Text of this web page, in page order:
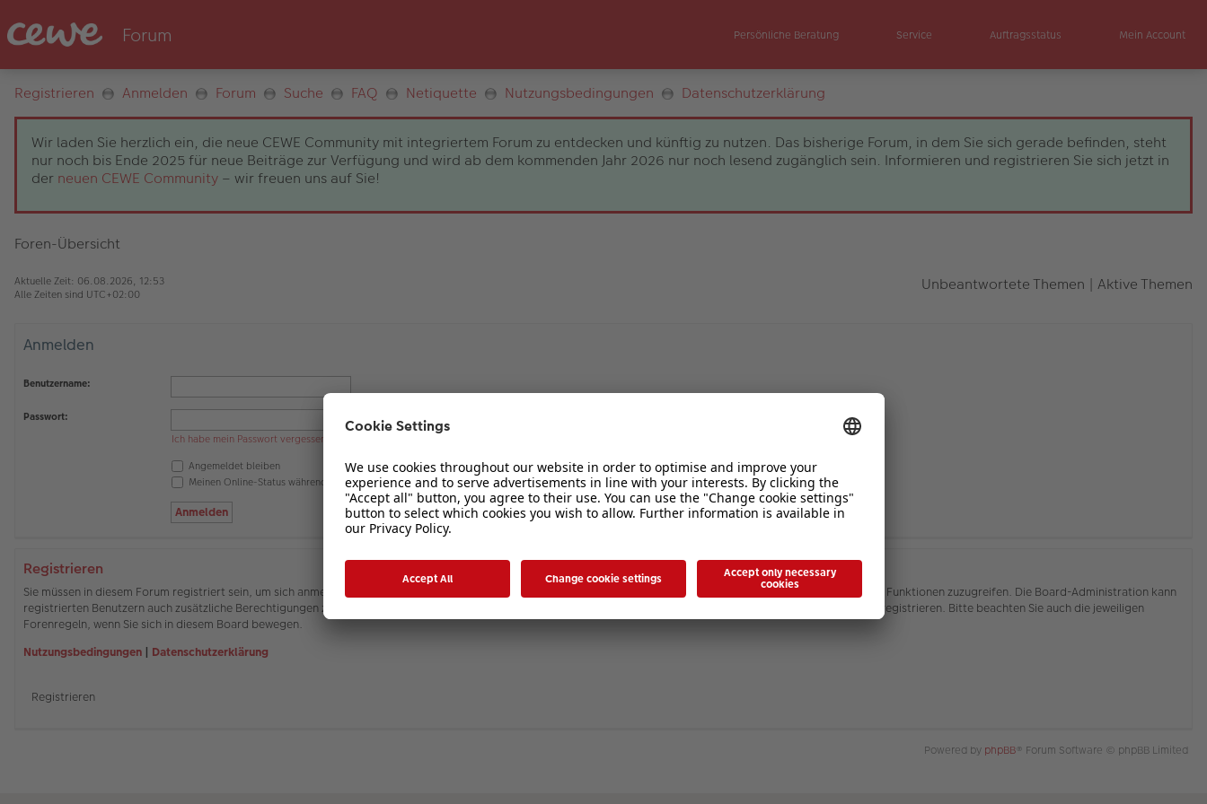
Persönliche Beratung Service Auftragsstatus Mein Account
Registrieren Anmelden Forum Suche FAQ Netiquette Nutzungsbedingungen Datenschutzerklärung
Wir laden Sie herzlich ein, die neue CEWE Community mit integriertem Forum zu entdecken und künftig zu nutzen. Das bisherige Forum, in dem Sie sich gerade befinden, steht
nur noch bis Ende 2025 für neue Beiträge zur Verfügung und wird ab dem kommenden Jahr 2026 nur noch lesend zugänglich sein. Informieren und registrieren Sie sich jetzt in
der neuen CEWE Community – wir freuen uns auf Sie!
Foren-Übersicht
Aktuelle Zeit: 06.08.2026, 12:53
Alle Zeiten sind UTC+02:00 Unbeantwortete Themen | Aktive Themen
Anmelden
Benutzername:
Passwort:
Ich habe mein Passwort vergessen
Angemeldet bleiben
Meinen Online-Status während dieser Sitzung verbergen
Registrieren
Sie müssen in diesem Forum registriert sein, um sich anmelden zu können. Die Registrierung ist in wenigen Augenblicken erledigt und ermöglicht es Ihnen, auf weitere Funktionen zuzugreifen. Die Board-Administration kann
registrierten Benutzern auch zusätzliche Berechtigungen zuweisen. Beachten Sie bitte unsere Nutzungsbedingungen und die verwandten Regelungen, bevor Sie sich registrieren. Bitte beachten Sie auch die jeweiligen
Forenregeln, wenn Sie sich in diesem Board bewegen.
Nutzungsbedingungen | Datenschutzerklärung
Registrieren
Powered by phpBB® Forum Software © phpBB Limited